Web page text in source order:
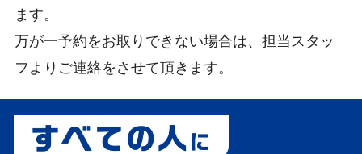
ます。
万が一予約をお取りできない場合は、担当スタッ
フよりご連絡をさせて頂きます。